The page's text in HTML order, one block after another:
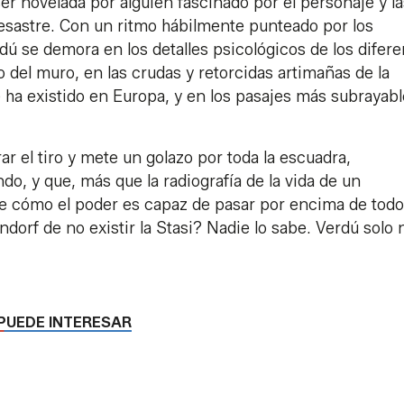
Con un ritmo hábilmente punteado por los
se demora en los detalles psicológicos de los
muro, en las crudas y retorcidas artimañas de la
existido en Europa, y en los pasajes más
el tiro y mete un golazo por toda la escuadra,
y que, más que la radiografía de la vida de un
el poder es capaz de pasar por encima de
de no existir la Stasi? Nadie lo sabe. Verdú solo
INTERESAR